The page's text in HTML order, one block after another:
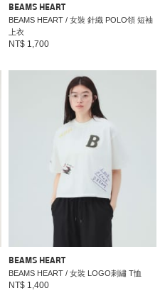
BEAMS HEART
BEAMS HEART / 女裝 針織 POLO領 短袖
上衣
NT$ 1,700
BEAMS HEART
BEAMS HEART / 女裝 LOGO刺繡 T恤
NT$ 1,400